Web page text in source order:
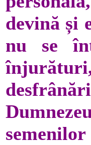
devină și
nu se